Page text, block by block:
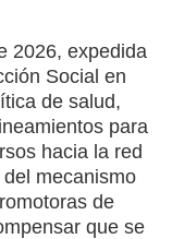
2026, expedida
Social en
de salud,
para
hacia la red
mecanismo
de
que se